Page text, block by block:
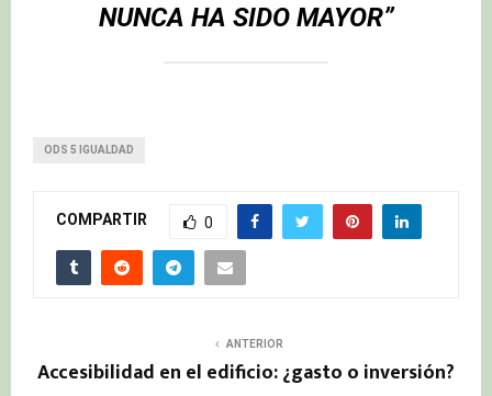
NUNCA HA SIDO MAYOR”
ODS 5 IGUALDAD
COMPARTIR 0
ANTERIOR
Accesibilidad en el edificio: ¿gasto o inversión?